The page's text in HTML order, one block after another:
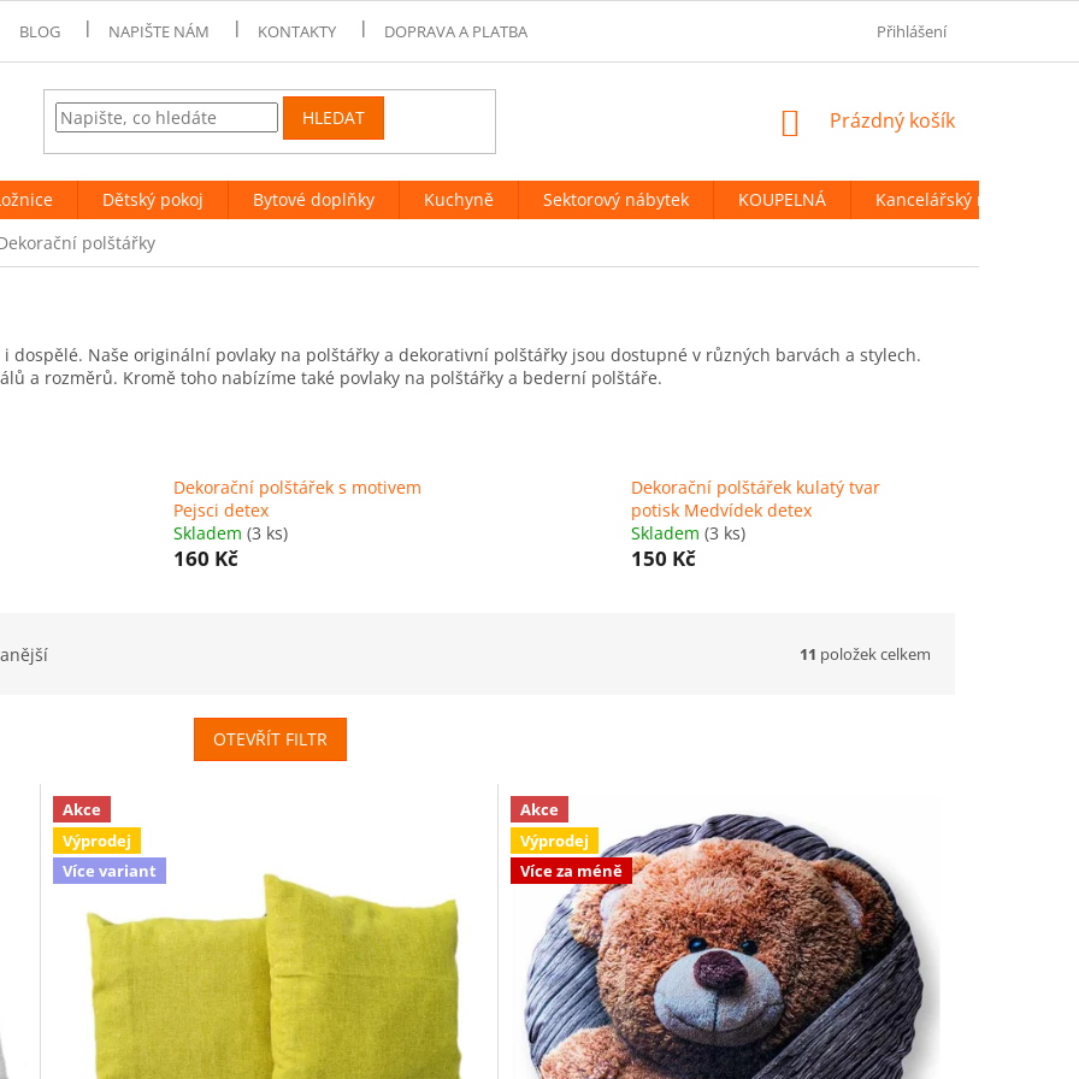
BLOG NAPIŠTE NÁM KONTAKTY DOPRAVA A PLATBA PODMÍNKY OCHRANY OSOBNÍCH
Přihlášení
HLEDAT
NÁKUPNÍ
Prázdný košík
Dětský pokoj Bytové doplňky Kuchyně Sektorový nábytek KOUPELNÁ
Kancelářský nábytek
polštářky
Naše originální povlaky na polštářky a dekorativní polštářky jsou dostupné v různých barvách a stylech.
a rozměrů. Kromě toho nabízíme také povlaky na polštářky a bederní polštáře.
Dekorační polštářek s motivem
Pejsci detex
Skladem(3 ks)
160 Kč
Dekorační polštářek kulatý tvar
potisk Medvídek detex
Skladem (3 ks)
150 Kč
11 položek celkem
OTEVŘÍT FILTR
Akce
Výprodej
Více variant
Akce
Výprodej
Více za méně